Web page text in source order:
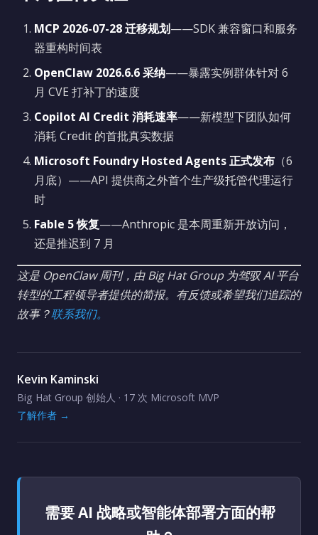
MCP 2026-07-28 迁移规划——SDK 兼容窗口和服务
器重构时间表
OpenClaw 2026.6.6 采纳——暴露实例群体针对 6
月 CVE 打补丁的速度
Copilot AI Credit 消耗速率——新模型下团队如何
消耗 Credit 的首批真实数据
Microsoft Foundry Hosted Agents 正式发布 （6
月底）——API 提供商之外首个生产级托管代理运行
时
Fable 5 恢复——Anthropic 是本周重新开放访问，
还是推迟到 7 月
这是 OpenClaw 周刊，由 Big Hat Group 为驾驭 AI 平台
转型的工程领导者提供的简报。有反馈或希望我们追踪的
故事？联系我们。
Kevin Kaminski
Big Hat Group 创始人 · 17 次 Microsoft MVP
了解作者 →
需要 AI 战略或智能体部署方面的帮